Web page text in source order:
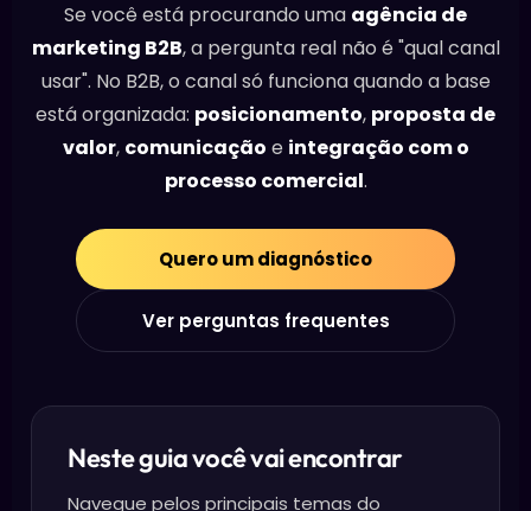
Se você está procurando uma agência de
marketing B2B, a pergunta real não é "qual canal
usar". No B2B, o canal só funciona quando a base
está organizada: posicionamento, proposta de
valor, comunicação e integração com o
processo comercial.
Quero um diagnóstico
Ver perguntas frequentes
Neste guia você vai encontrar
Navegue pelos principais temas do